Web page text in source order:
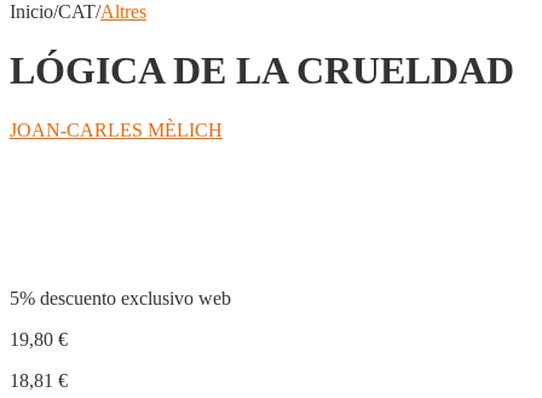
Inicio/CAT/Altres
LÓGICA DE LA CRUELDAD
JOAN-CARLES MÈLICH
5% descuento exclusivo web
19,80 €
18,81 €